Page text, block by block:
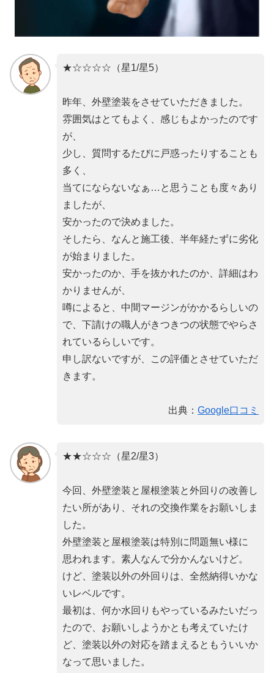
★☆☆☆☆（星1/星5）
昨年、外壁塗装をさせていただきました。
雰囲気はとてもよく、感じもよかったのです
が、
少し、質問するたびに戸惑ったりすることも
多く、
当てにならないなぁ…と思うことも度々あり
ましたが、
安かったので決めました。
そしたら、なんと施工後、半年経たずに劣化
が始まりました。
安かったのか、手を抜かれたのか、詳細はわ
かりませんが、
噂によると、中間マージンがかかるらしいの
で、下請けの職人がきつきつの状態でやらさ
れているらしいです。
申し訳ないですが、この評価とさせていただ
きます。
出典： Google口コミ
★★☆☆☆（星2/星3）
今回、外壁塗装と屋根塗装と外回りの改善し
たい所があり、それの交換作業をお願いしま
した。
外壁塗装と屋根塗装は特別に問題無い様に
思われます。素人なんで分かんないけど。
けど、塗装以外の外回りは、全然納得いかな
いレベルです。
最初は、何か水回りもやっているみたいだっ
たので、お願いしようかとも考えていたけ
ど、塗装以外の対応を踏まえるともういいか
なって思いました。